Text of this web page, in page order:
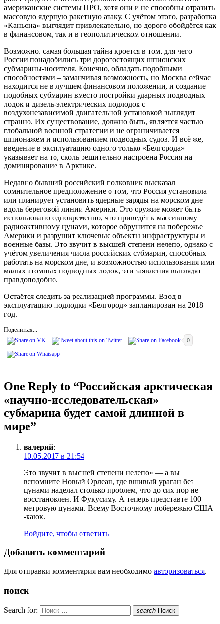
американские системы ПРО, хотя они и не способны отразить
массовую ядерную ракетную атаку. С учётом этого, разработка
«Каньона» выглядит привлекательно, но дорого обойдётся как
в финансовом, так и в геополитическом отношении.
Возможно, самая большая тайна кроется в том, для чего
России понадобились три дорогостоящих шпионских
субмарины-носителя. Конечно, обладать подобными
способностями – заманчивая возможность, но Москва сейчас
находится не в лучшем финансовом положении, и создание
подобных субмарин вместо постройки ударных подводных
лодок и дизель-электрических подлодок с
воздухонезависимой двигательной установкой выглядит
странно. Их существование, должно быть, является частью
глобальной военной стратегии и не ограничивается
шпионажем и использованием подводных судов. И всё же,
введение в эксплуатацию одного только «Белгорода»
указывает на то, сколь решительно настроена Россия на
доминирование в Арктике.
Недавно бывший российский полковник высказал
сомнительное предположение о том, что Россия установила
или планирует установить ядерные заряды на морском дне
вдоль береговой линии Америки. Это оружие может быть
использовано одновременно, что приведёт к массивному
радиоактивному цунами, которое обрушится на побережье
Америки и разрушит ключевые объекты инфраструктуры и
военные базы. Это звучит в высшей степени нелепо, однако с
учётом увеличения числа российских субмарин, способных
работать на морском дне, и возможностью использования ими
малых атомных подводных лодок, эти заявления выглядят
правдоподобно.
Остаётся следить за реализацией программы. Ввод в
эксплуатацию подлодки «Белгород» запланирован на 2018
год.
Поделиться...
0
One Reply to “Российская арктическая
«научно-исследовательская»
субмарина будет самой длинной в
мире”
валерий:
10.05.2017 в 21:54
Это звучит в высшей степени нелепо» — а вы
вспомните Новый Орлеан, где вшивый ураган без
цунами наделал столько проблем, что до сих пор не
восстановлен. И Фукусиму. А теперь представте 100
метровую цунами. Всему Восточному побережью США
-каюк.
Войдите, чтобы ответить
Добавить комментарий
Для отправки комментария вам необходимо авторизоваться.
поиск
Search for: search Поиск